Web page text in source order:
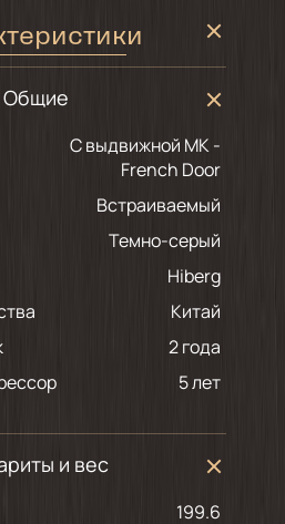
Общие
С выдвижной МК -
French Door
Встраиваемый
темно-серый
Hiberg
Китай
2 года
5 лет
и вес
199.6